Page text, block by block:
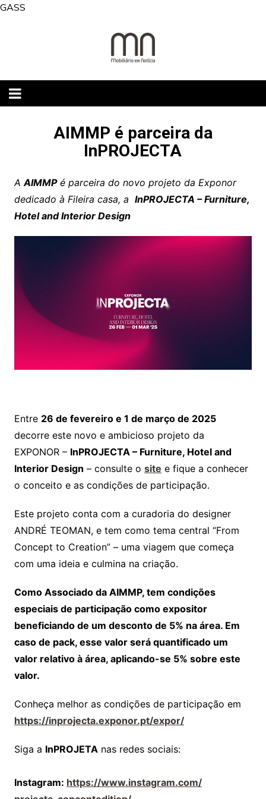
GASS
AIMMP é parceira da
InPROJECTA
AAIMMPé parceira do novo projeto da Exponor
dedicado à Fileira casa, a InPROJECTA – Furniture,
Hotel and Interior Design
Entre 26 de fevereiro e 1 de março de 2025
decorre este novo e ambicioso projeto da
EXPONOR – InPROJECTA – Furniture, Hotel and
Interior Design – consulte o site e fique a conhecer
o conceito e as condições de participação.
Este projeto conta com a curadoria do designer
ANDRÉ TEOMAN, e tem como tema central “From
Concept to Creation” – uma viagem que começa
com uma ideia e culmina na criação.
Como Associado da AIMMP, tem condições
especiais de participação como expositor
beneficiando de um desconto de 5% na área. Em
caso de pack, esse valor será quantificado um
valor relativo à área, aplicando-se 5% sobre este
valor.
Conheça melhor as condições de participação em
https://inprojecta.exponor.pt/expor/
Siga a InPROJETA nas redes sociais:
Instagram: https://www.instagram.com/